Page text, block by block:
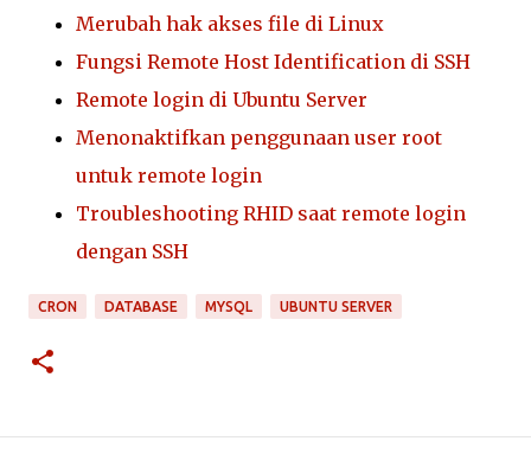
Merubah hak akses file di Linux
Fungsi Remote Host Identification di SSH
Remote login di Ubuntu Server
Menonaktifkan penggunaan user root
untuk remote login
Troubleshooting RHID saat remote login
dengan SSH
CRON DATABASE MYSQL UBUNTU SERVER